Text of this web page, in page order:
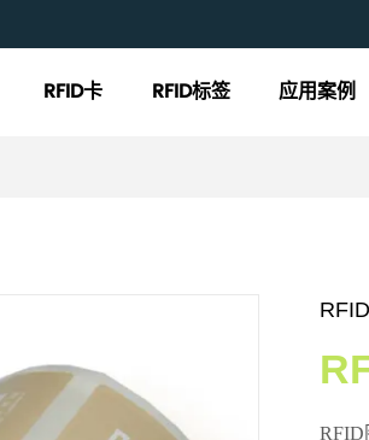
RFID卡 RFID标签 应用案例